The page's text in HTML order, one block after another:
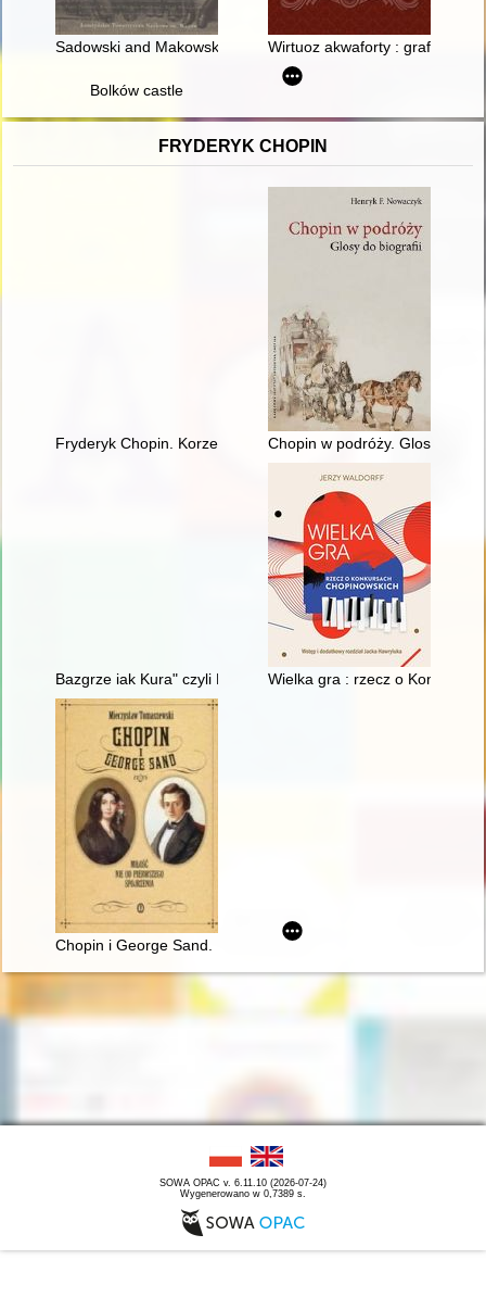
Sadowski and Makowski come to America passenger lists
Wirtuoz akwaforty : graficzna
Bolków castle
FRYDERYK CHOPIN
Fryderyk Chopin. Korzenie Chopin w podróży. Glosy do
Bazgrze iak Kura" czyli Fryderyk Chopin i powstańcy
Wielka gra : rzecz o
Chopin i George Sand. Miłość nie od pierwszego spojrzenia
SOWA OPAC v. 6.11.10 (2026-07-24)
Wygenerowano w 0,7389 s.